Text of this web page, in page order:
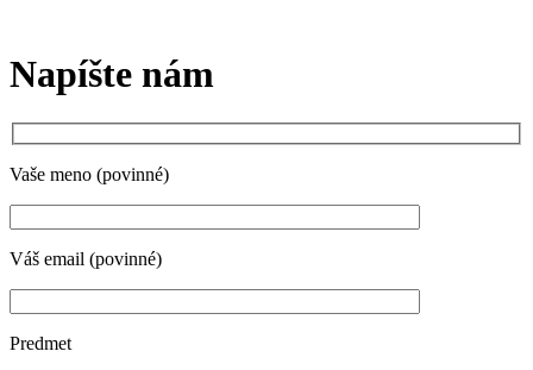
Napíšte nám
Vaše meno (povinné)
Váš email (povinné)
Predmet